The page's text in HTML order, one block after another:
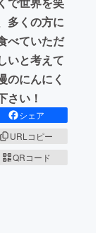
多くの方に
べていただ
いと考えて
のにんにく
さい！
シェア
URLコピー
QRコード